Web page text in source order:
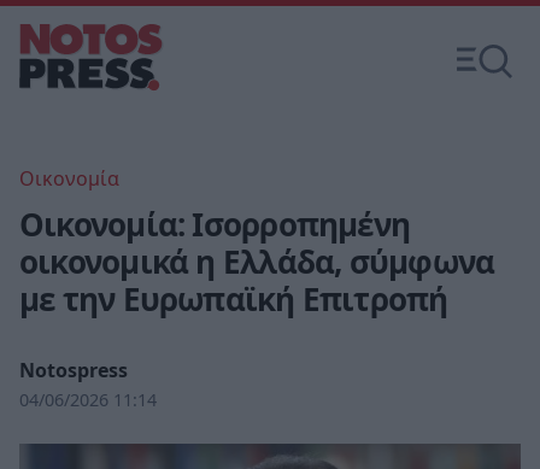
Οικονομία
Οικονομία: Ισορροπημένη
οικονομικά η Ελλάδα, σύμφωνα
με την Ευρωπαϊκή Επιτροπή
Notospress
04/06/2026 11:14